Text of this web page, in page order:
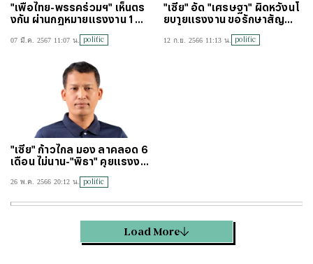
"เพื่อไทย-พรรคร่วมฯ" เห็นตร
งกัน ผ่านกฎหมายแรงงาน 1 ฉบั
07 มี.ค. 2567 11:07 น. politic
"เซีย" อัด "เศรษฐา" ผิดหวังนโ
ยบายแรงงาน ขอรักษาสัญญา
12 ก.ย. 2566 11:13 น. politic
"เซีย" ก้าวไกล มอง ลาคลอด 6
เดือน ไม่นาน-"พิธา" คุยแรงงา
26 พ.ค. 2566 20:12 น. politic
Load More